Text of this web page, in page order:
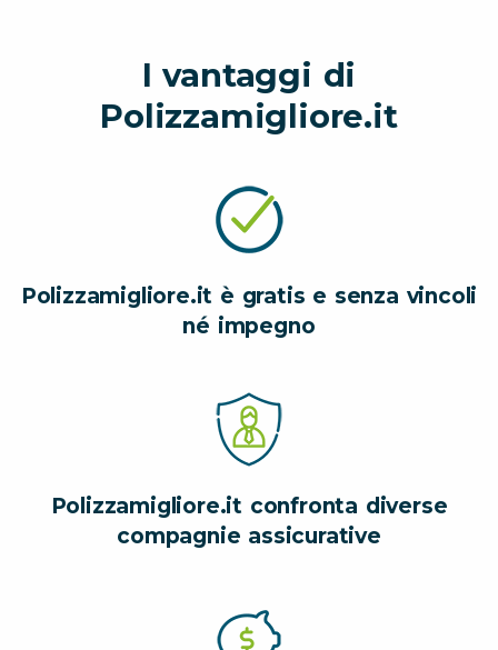
I vantaggi di
Polizzamigliore.it
Polizzamigliore.it è gratis e senza vincoli
né impegno
Polizzamigliore.it confronta diverse
compagnie assicurative